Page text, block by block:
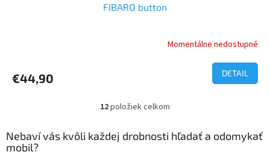
FIBARO button
je
Momentálne nedostupné
€44,90 DETAIL
O
l
12položiek celkom
Nebaví vás kvôli každej drobnosti hľadať a odomykať
mobil?